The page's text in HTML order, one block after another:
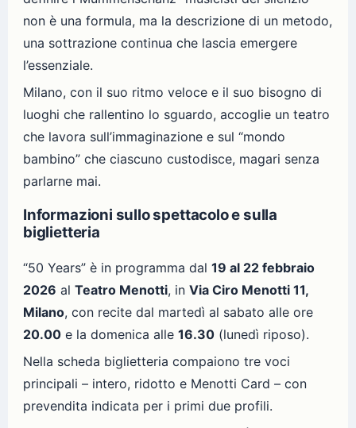
non è una formula, ma la descrizione di un metodo,
una sottrazione continua che lascia emergere
l’essenziale.
Milano, con il suo ritmo veloce e il suo bisogno di
luoghi che rallentino lo sguardo, accoglie un teatro
che lavora sull’immaginazione e sul “mondo
bambino” che ciascuno custodisce, magari senza
parlarne mai.
Informazioni sullo spettacolo e sulla
biglietteria
“50 Years” è in programma dal 19 al 22 febbraio
2026 al Teatro Menotti, in Via Ciro Menotti 11,
Milano, con recite dal martedì al sabato alle ore
20.00 e la domenica alle 16.30 (lunedì riposo).
Nella scheda biglietteria compaiono tre voci
principali – intero, ridotto e Menotti Card – con
prevendita indicata per i primi due profili.